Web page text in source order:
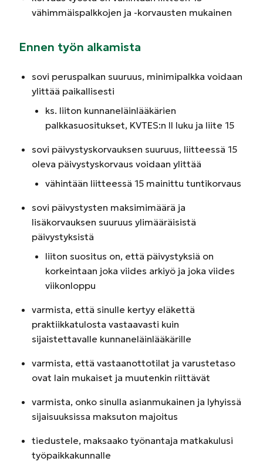
vähimmäispalkkojen ja -korvausten mukainen
Ennen työn alkamista
sovi peruspalkan suuruus, minimipalkka voidaan
ylittää paikallisesti
ks. liiton kunnaneläinlääkärien
palkkasuositukset, KVTES:n II luku ja liite 15
sovi päivystyskorvauksen suuruus, liitteessä 15
oleva päivystyskorvaus voidaan ylittää
vähintään liitteessä 15 mainittu tuntikorvaus
sovi päivystysten maksimimäärä ja
lisäkorvauksen suuruus ylimääräisistä
päivystyksistä
liiton suositus on, että päivystyksiä on
korkeintaan joka viides arkiyö ja joka viides
viikonloppu
varmista, että sinulle kertyy eläkettä
praktiikkatulosta vastaavasti kuin
sijaistettavalle kunnaneläinlääkärille
varmista, että vastaanottotilat ja varustetaso
ovat lain mukaiset ja muutenkin riittävät
varmista, onko sinulla asianmukainen ja lyhyissä
sijaisuuksissa maksuton majoitus
tiedustele, maksaako työnantaja matkakulusi
työpaikkakunnalle